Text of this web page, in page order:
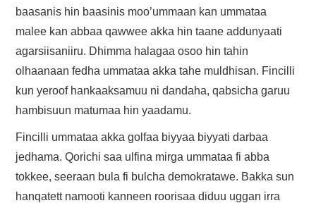
baasanis hin baasinis moo’ummaan kan ummataa
malee kan abbaa qawwee akka hin taane addunyaati
agarsiisaniiru. Dhimma halagaa osoo hin tahin
olhaanaan fedha ummataa akka tahe muldhisan. Fincilli
kun yeroof hankaaksamuu ni dandaha, qabsicha garuu
hambisuun matumaa hin yaadamu.
Fincilli ummataa akka golfaa biyyaa biyyati darbaa
jedhama. Qorichi saa ulfina mirga ummataa fi abba
tokkee, seeraan bula fi bulcha demokratawe. Bakka sun
hanqatett namooti kanneen roorisaa diduu uggan irra